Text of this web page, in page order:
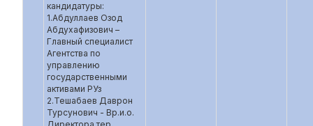
кандидатуры:
1.Абдуллаев Озод
Абдухафизович –
Главный специалист
Агентства по
управлению
государственными
активами РУз
2.Тешабаев Даврон
Турсунович - Вр.и.о.